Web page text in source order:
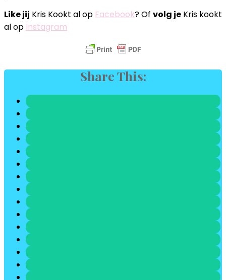
Like jij Kris Kookt al op Facebook? Of volg je Kris kookt
al op Instagram
Share This: